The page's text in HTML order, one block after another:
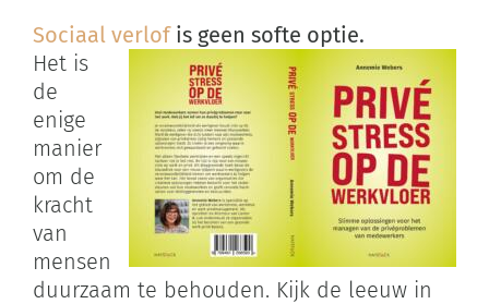
Sociaal verlofis geen softe optie.
Het is
de
enige
manier
om de
kracht
van
mensen
duurzaam te behouden. Kijk de leeuw in